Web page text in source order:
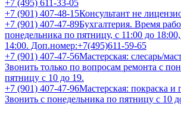
+7 (495) 611-33-05
+7 (901) 407-48-15Консультант не
+7 (901) 407-47-89Бухгалтерия. Время
понедельника по пятницу, с 11:00 до
14:00. Доп.номер:+7(495)611-59-65
+7 (901) 407-47-56Мастерская: слесарь/
Звонить только по вопросам ремонта с
пятницу с 10 до 19.
+7 (901) 407-47-96Мастерская: покраска и
Звонить с понедельника по пятницу с 10